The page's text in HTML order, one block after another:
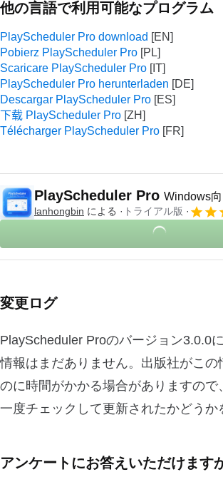
他の言語で利用可能なプログラム
PlayScheduler Pro download
Pobierz PlayScheduler Pro
Scaricare PlayScheduler Pro
PlayScheduler Pro herunterladen
Descargar PlayScheduler Pro
下载 PlayScheduler Pro
Télécharger PlayScheduler Pro
PlayScheduler Pro Windows
lanhongbin による トライアル版
変更ログ
PlayScheduler Proのバージョン3.0.0
情報はまだありません。出版社がこの
のに時間がかかる場合がありますので
一度チェックして更新されたかどうか
アンケートにお答えいただけます